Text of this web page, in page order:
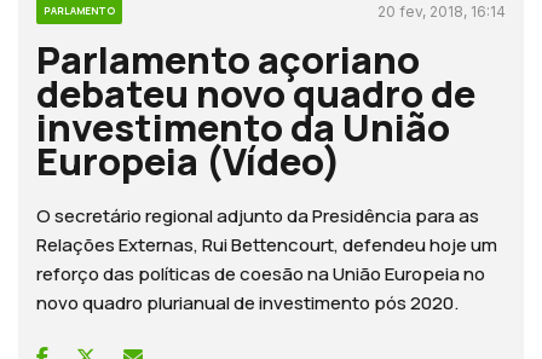
PARLAMENTO 20 fev, 2018, 16:14
Parlamento açoriano
debateu novo quadro de
investimento da União
Europeia (Vídeo)
O secretário regional adjunto da Presidência para as
Relações Externas, Rui Bettencourt, defendeu hoje um
reforço das políticas de coesão na União Europeia no
novo quadro plurianual de investimento pós 2020.